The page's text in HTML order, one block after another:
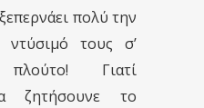
πολύ την
τους σ’
Γιατί
ζητήσουνε το